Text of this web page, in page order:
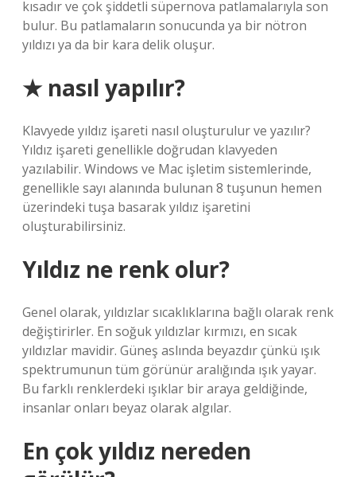
kısadır ve çok şiddetli süpernova patlamalarıyla son
bulur. Bu patlamaların sonucunda ya bir nötron
yıldızı ya da bir kara delik oluşur.
★ nasıl yapılır?
Klavyede yıldız işareti nasıl oluşturulur ve yazılır?
Yıldız işareti genellikle doğrudan klavyeden
yazılabilir. Windows ve Mac işletim sistemlerinde,
genellikle sayı alanında bulunan 8 tuşunun hemen
üzerindeki tuşa basarak yıldız işaretini
oluşturabilirsiniz.
Yıldız ne renk olur?
Genel olarak, yıldızlar sıcaklıklarına bağlı olarak renk
değiştirirler. En soğuk yıldızlar kırmızı, en sıcak
yıldızlar mavidir. Güneş aslında beyazdır çünkü ışık
spektrumunun tüm görünür aralığında ışık yayar.
Bu farklı renklerdeki ışıklar bir araya geldiğinde,
insanlar onları beyaz olarak algılar.
En çok yıldız nereden